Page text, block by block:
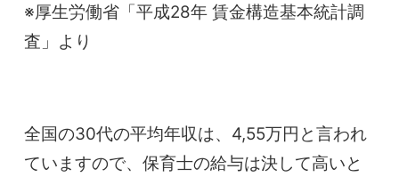
※厚生労働省「平成28年 賃金構造基本統計調
査」より
全国の30代の平均年収は、4,55万円と言われ
ていますので、保育士の給与は決して高いと